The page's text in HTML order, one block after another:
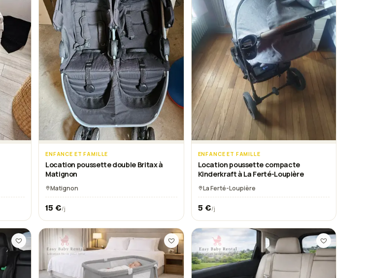
ENFANCE ET FAMILLE
Location poussette double Britax à
Matignon
Matignon
15 €/j
ENFANCE ET FAMILLE
Location poussette compacte
Kinderkraft à La Ferté-Loupière
La Ferté-Loupière
5 €/j